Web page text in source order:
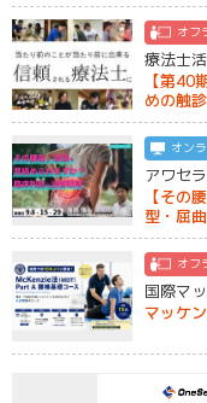
オフ
療法士
【第40
めの触
オン
アワセ
【その
型・屈
オフ
国際マ
マッケ